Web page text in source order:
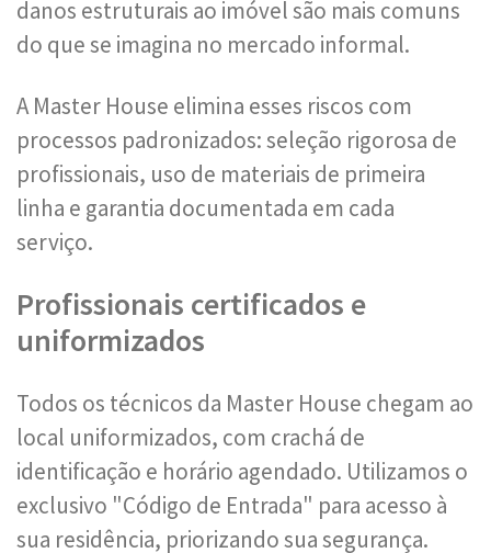
danos estruturais ao imóvel são mais comuns
do que se imagina no mercado informal.
A Master House elimina esses riscos com
processos padronizados: seleção rigorosa de
profissionais, uso de materiais de primeira
linha e garantia documentada em cada
serviço.
Profissionais certificados e
uniformizados
Todos os técnicos da Master House chegam ao
local uniformizados, com crachá de
identificação e horário agendado. Utilizamos o
exclusivo "Código de Entrada" para acesso à
sua residência, priorizando sua segurança.